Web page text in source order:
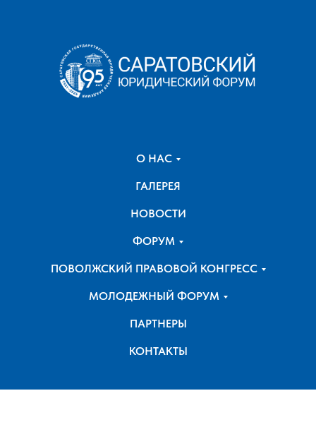
О НАС
ГАЛЕРЕЯ
НОВОСТИ
ФОРУМ
ПОВОЛЖСКИЙ ПРАВОВОЙ КОНГРЕСС
МОЛОДЕЖНЫЙ ФОРУМ
ПАРТНЕРЫ
КОНТАКТЫ